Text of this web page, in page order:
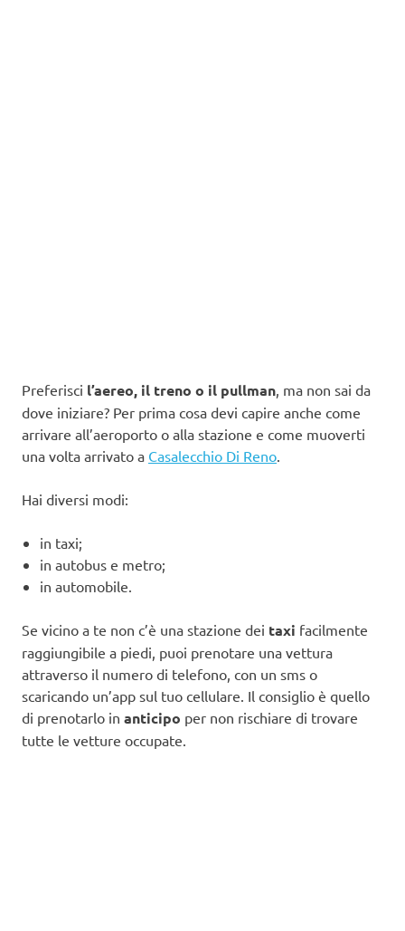
Preferisci l’aereo, il treno o il pullman, ma non sai da
dove iniziare? Per prima cosa devi capire anche come
arrivare all’aeroporto o alla stazione e come muoverti
una volta arrivato a Casalecchio Di Reno.
Hai diversi modi:
in taxi;
in autobus e metro;
in automobile.
Se vicino a te non c’è una stazione dei taxi facilmente
raggiungibile a piedi, puoi prenotare una vettura
attraverso il numero di telefono, con un sms o
scaricando un’app sul tuo cellulare. Il consiglio è quello
di prenotarlo in anticipo per non rischiare di trovare
tutte le vetture occupate.